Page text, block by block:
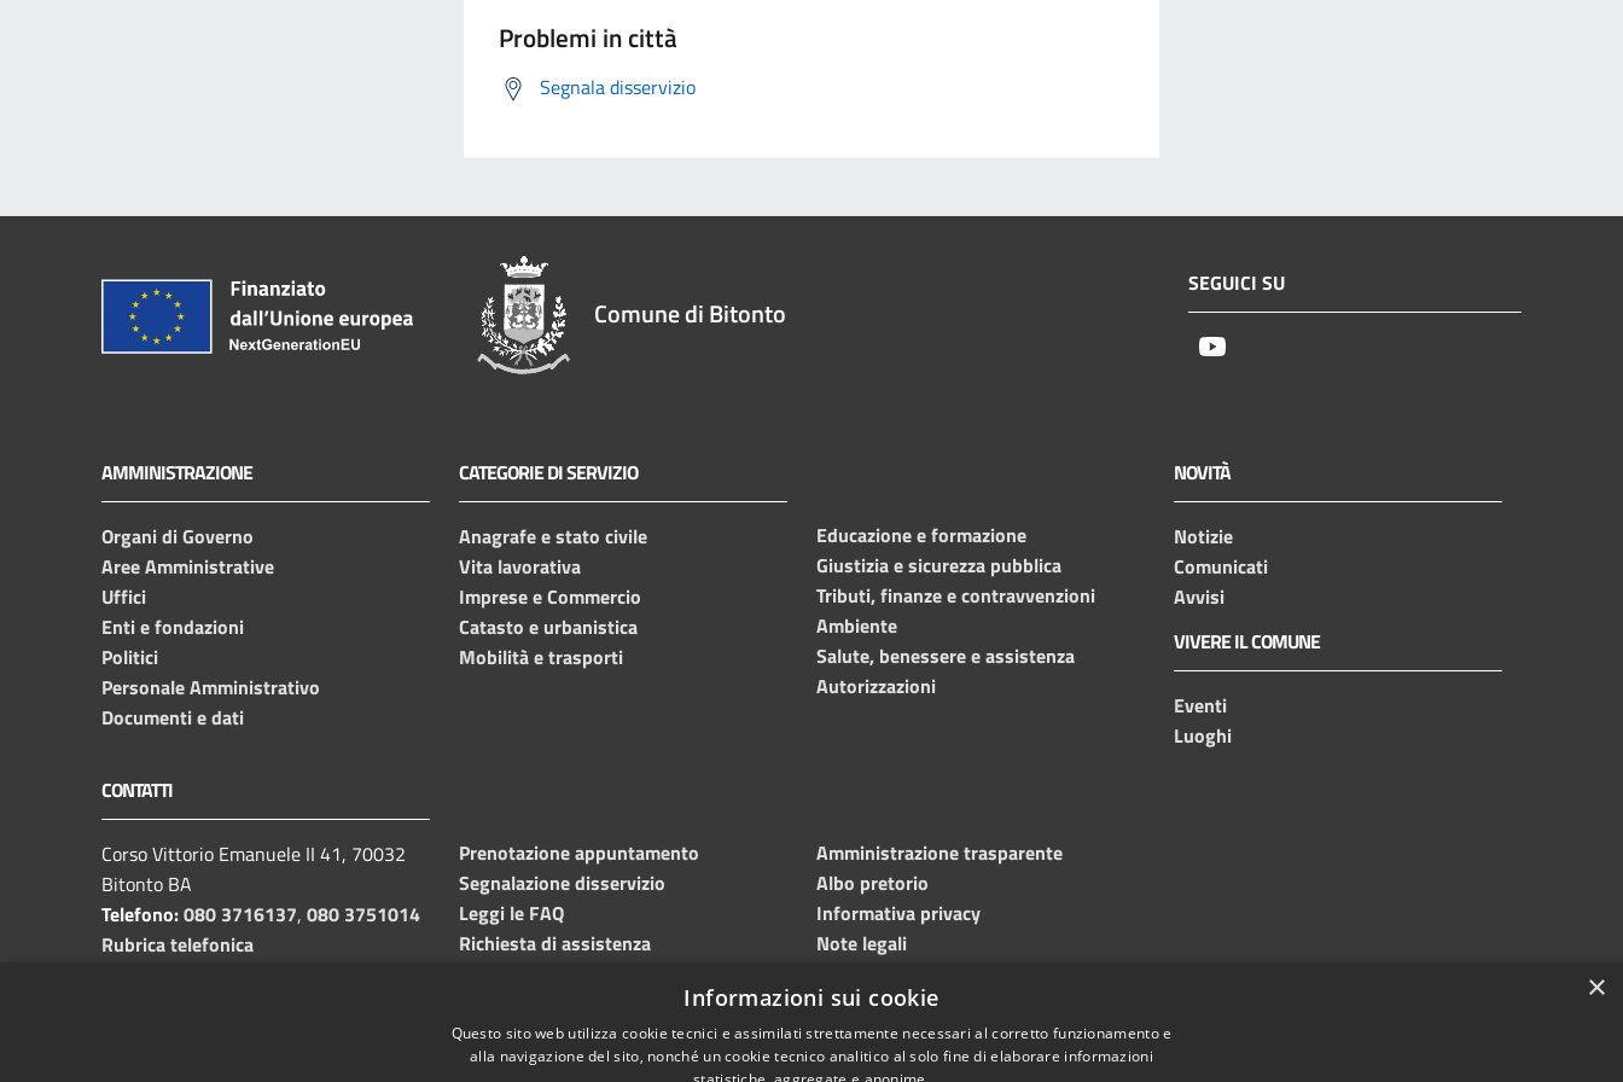
Problemi in città
Segnala disservizio
Comune di Bitonto
SEGUICI SU
AMMINISTRAZIONE
Organi di Governo
Aree Amministrative
Uffici
Enti e fondazioni
Politici
Personale Amministrativo
Documenti e dati
CATEGORIE DI SERVIZIO
Anagrafe e stato civile
Vita lavorativa
Imprese e Commercio
Catasto e urbanistica
Mobilità e trasporti
Educazione e formazione
Giustizia e sicurezza pubblica
Tributi, finanze e contravvenzioni
Ambiente
Salute, benessere e assistenza
Autorizzazioni
NOVITÀ
Notizie
Comunicati
Avvisi
VIVERE IL COMUNE
Eventi
Luoghi
CONTATTI
Corso Vittorio Emanuele II 41, 70032
Bitonto BA
Telefono:080 3716137, 080 3751014
Rubrica telefonica
protocollo.comunebitonto@pec.rupar.puglia.it
Prenotazione appuntamento
Segnalazione disservizio
Leggi le FAQ
Richiesta di assistenza
Amministrazione trasparente
Albo pretorio
Informativa privacy
Note legali
Meccanismo di feedback
×
Informazioni sui cookie
Questo sito web utilizza cookie tecnici e assimilati strettamente necessari al corretto funzionamento e
alla navigazione del sito, nonché un cookie tecnico analitico al solo fine di elaborare informazioni